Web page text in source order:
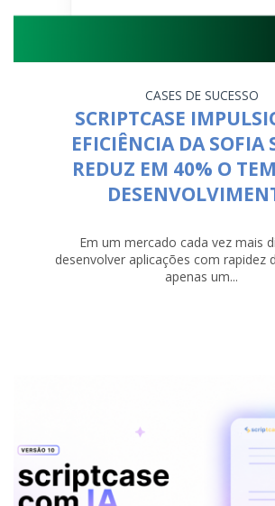
CASES DE SUCESSO
SCRIPTCASE
EFICIÊNCIA DA SOFIA
REDUZ EM 40% O
Em um mercado cada vez mais
desenvolver aplicações com rapidez
apenas um...